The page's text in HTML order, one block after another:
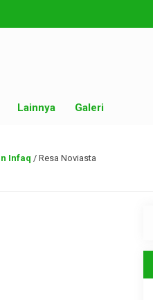
Lainnya Galeri
Infaq / Resa Noviasta